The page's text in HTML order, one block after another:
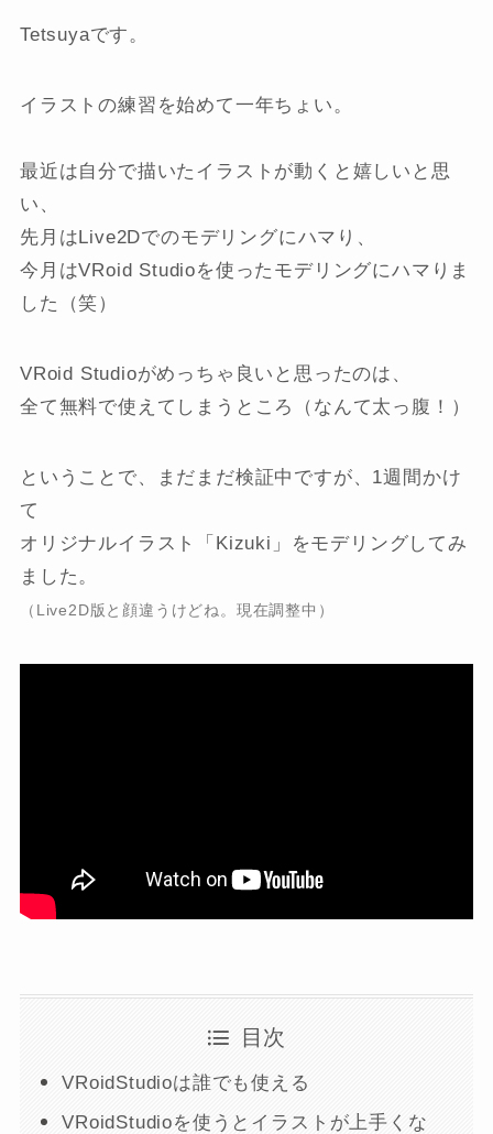
Tetsuyaです。
イラストの練習を始めて一年ちょい。
最近は自分で描いたイラストが動くと嬉しいと思
い、
先月はLive2Dでのモデリングにハマり、
今月はVRoid Studioを使ったモデリングにハマりま
した（笑）
VRoid Studioがめっちゃ良いと思ったのは、
全て無料で使えてしまうところ（なんて太っ腹！）
ということで、まだまだ検証中ですが、1週間かけ
て
オリジナルイラスト「Kizuki」をモデリングしてみ
ました。
（Live2D版と顔違うけどね。現在調整中）
目次
VRoidStudioは誰でも使える
VRoidStudioを使うとイラストが上手くな